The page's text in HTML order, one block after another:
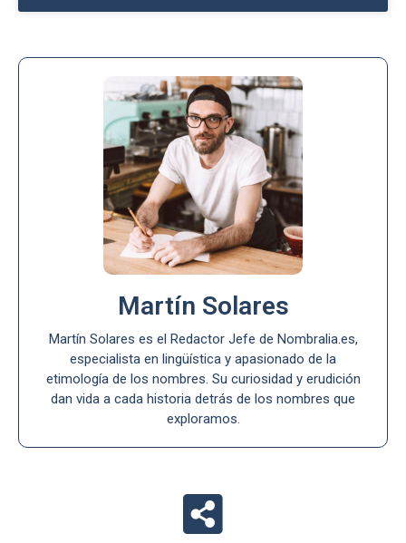
Martín Solares
Martín Solares es el Redactor Jefe de Nombralia.es,
especialista en lingüística y apasionado de la
etimología de los nombres. Su curiosidad y erudición
dan vida a cada historia detrás de los nombres que
exploramos.